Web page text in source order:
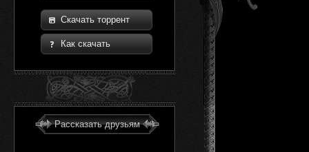
Скачать торрент
Как скачать
Рассказать друзьям